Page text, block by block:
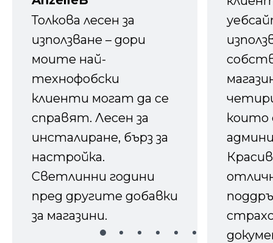
Толкова лесен за
използване – дори
моите най-
технофобски
клиенти могат да се
справят. Лесен за
инсталиране, бърз за
настройка.
Светлинни години
пред другите добавки
за магазини.
които